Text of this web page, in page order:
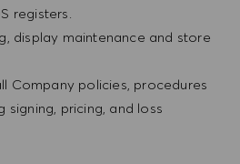
registers.
display maintenance and store
Company policies, procedures
signing, pricing, and loss